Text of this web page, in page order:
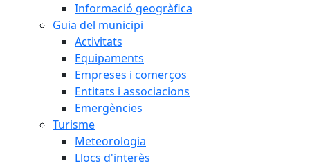
Informació geogràfica
Guia del municipi
Activitats
Equipaments
Empreses i comerços
Entitats i associacions
Emergències
Turisme
Meteorologia
Llocs d'interès